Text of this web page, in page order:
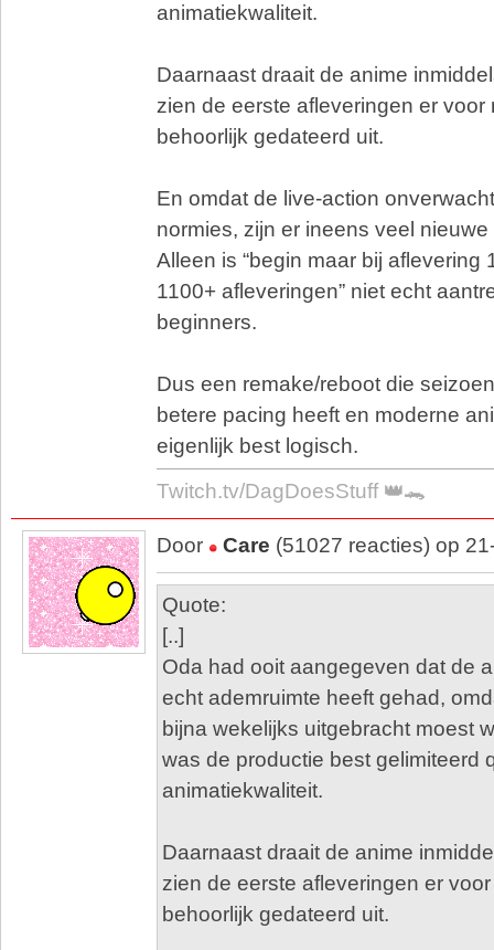
animatiekwaliteit.
Daarnaast draait de anime
zien de eerste afleveringen er voor
behoorlijk gedateerd uit.
En omdat de live-action
normies, zijn er ineens veel
Alleen is “begin maar bij aflevering
1100+ afleveringen” niet echt
beginners.
Dus een remake/reboot die
betere pacing heeft en moderne
eigenlijk best logisch.
Twitch.tv/DagDoesStuff 👑🐊
Door Care (51027 reacties) op
Quote:
[..]
Oda had ooit aangegeven dat de
echt ademruimte heeft gehad,
bijna wekelijks uitgebracht moest
was de productie best gelimiteerd
animatiekwaliteit.
Daarnaast draait de anime
zien de eerste afleveringen er
behoorlijk gedateerd uit.